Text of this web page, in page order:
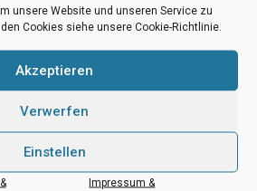
unsere Website und unseren Service zu
Cookies siehe unsere Cookie-Richtlinie.
Akzeptieren
Verwerfen
Einstellen
Impressum &